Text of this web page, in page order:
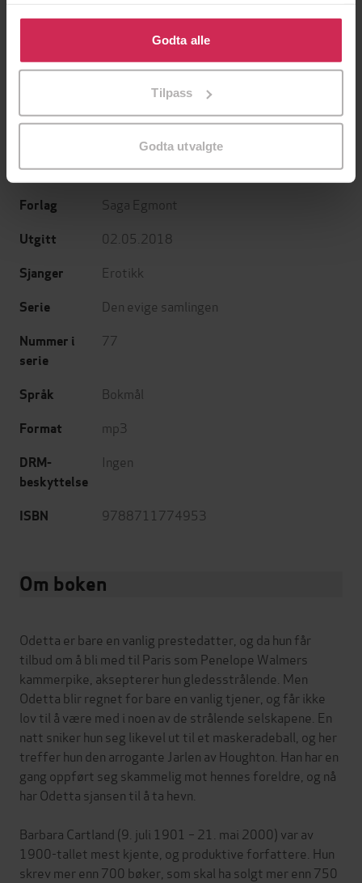
Klikk på «Godta alle» for å gi oss ditt samtykke til å
bruke cookies for alle disse formålene. Du kan også
tilpasse ditt samtykke til spesifikke formål ved å klikke
Godta alle
Tilpass
Godta utvalgte
EBOK EBOK
Barbara Cartland(forfatter),
(oversetter)
Forlag Saga Egmont
Utgitt 02.05.2018
Sjanger Erotikk
Serie Den evige samlingen
Nummer i
serie
77
Språk Bokmål
Format mp3
DRM-
beskyttelse
Ingen
ISBN 9788711774953
Om boken
Odetta er bare en vanlig prestedatter, og da hun får
tilbud om å bli med til Paris som Penelope Walmers
kammerpike, aksepterer hun gledesstrålende. Men
Odetta blir regnet for bare en vanlig tjener, og får ikke
lov til å være med i noen av de strålende selskapene. En
natt sniker hun seg likevel ut til et maskeradeball, og her
treffer hun den arrogante Jarlen av Houghton. Han har en
gang oppført seg skammelig mot hennes foreldre, og nå
har Odetta sjansen til å ta hevn.
Barbara Cartland (9. juli 1901 – 21. mai 2000) var av
1900-tallet mest kjente, og produktive forfattere. Hun
skrev mer enn 700 bøker, som skal ha solgt mer enn 750